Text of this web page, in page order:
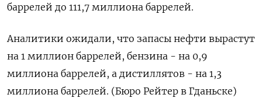
баррелей до 111,7 миллиона баррелей.
Аналитики ожидали, что запасы нефти вырастут
на 1 миллион баррелей, бензина - на 0,9
миллиона баррелей, а ​дистиллятов - на 1,3
миллиона баррелей. (Бюро Рейтер в Гданьске)